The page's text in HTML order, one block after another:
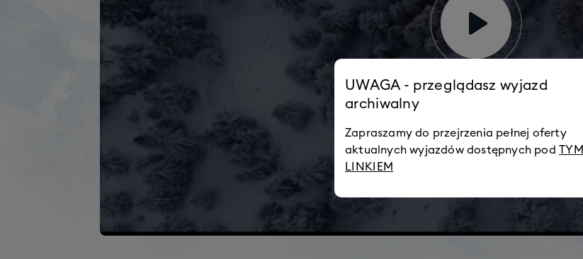
UWAGA - przeglądasz wyjazd
archiwalny
Zapraszamy do przejrzenia pełnej oferty
aktualnych wyjazdów dostępnych pod TYM
LINKIEM